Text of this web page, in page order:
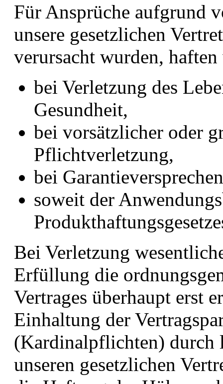
Für Ansprüche aufgrund
unsere gesetzlichen
verursacht wurden,
bei Verletzung des
Gesundheit,
bei vorsätzlicher oder
Pflichtverletzung,
bei
soweit der
Bei Verletzung
Erfüllung die
Vertrages überhaupt erst
Einhaltung der
(Kardinalpflichten) durch
unseren gesetzlichen